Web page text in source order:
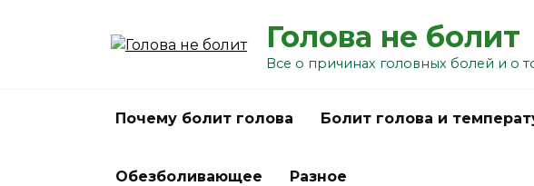
Голова не болит
Все о причинах головных болей и о
Почему болит голова Болит голова и
Обезболивающее Разное